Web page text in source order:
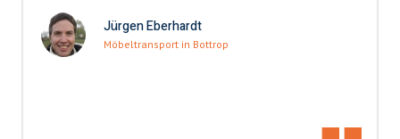
Jürgen Eberhardt
Möbeltransport in Bottrop